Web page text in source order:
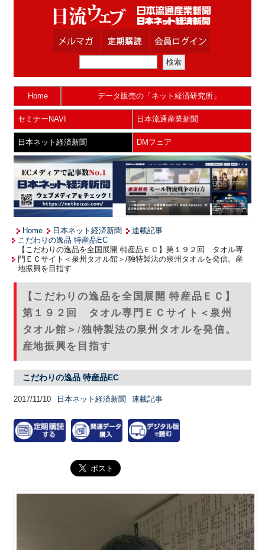
Home データ販売の「ネット経済研究所」
セミナーNAVI 日本流通産業新聞
日本ネット経済新聞 DMフェア
Home 日本ネット経済新聞
連載記事
こだわりの逸品 特産品EC
【こだわりの逸品を全国展開 特産品ＥＣ】第１９２回 タオル専
門ＥＣサイト＜泉州タオル館＞/独特製法の泉州タオルを発信。産
地振興を目指す
【こだわりの逸品を全国展開 特産品ＥＣ】
第１９２回 タオル専門ＥＣサイト＜泉州
タオル館＞/独特製法の泉州タオルを発信。
産地振興を目指す
こだわりの逸品 特産品EC
2017/11/10 日本ネット経済新聞 連載記事